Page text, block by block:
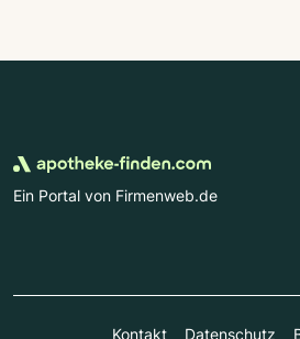
Ein Portal von Firmenweb.de
Kontakt Datenschutz